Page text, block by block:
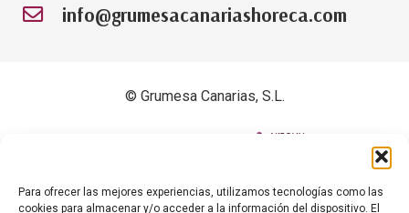
Para ofrecer las mejores experiencias, utilizamos tecnologías como las
cookies para almacenar y/o acceder a la información del dispositivo. El
info@grumesacanariashoreca.com
© Grumesa Canarias, S.L.